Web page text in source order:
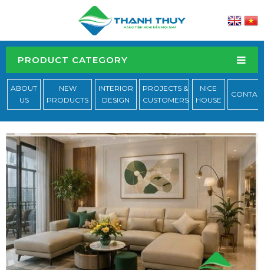
PRODUCT CATEGORY
ABOUT
US
NEW
PRODUCTS
INTERIOR
DESIGN
PROJECTS &
CUSTOMERS
NICE
HOUSE